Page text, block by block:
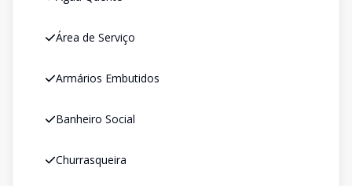
Área de Serviço
Armários Embutidos
Banheiro Social
Churrasqueira